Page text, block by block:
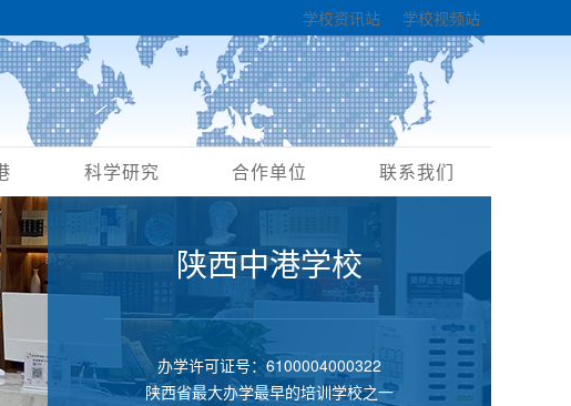
学校资讯站 学校视频站
科学研究 合作单位 联系我们
陕西中港学校
办学许可证号：6100004000322
陕西省最大办学最早的培训学校之一